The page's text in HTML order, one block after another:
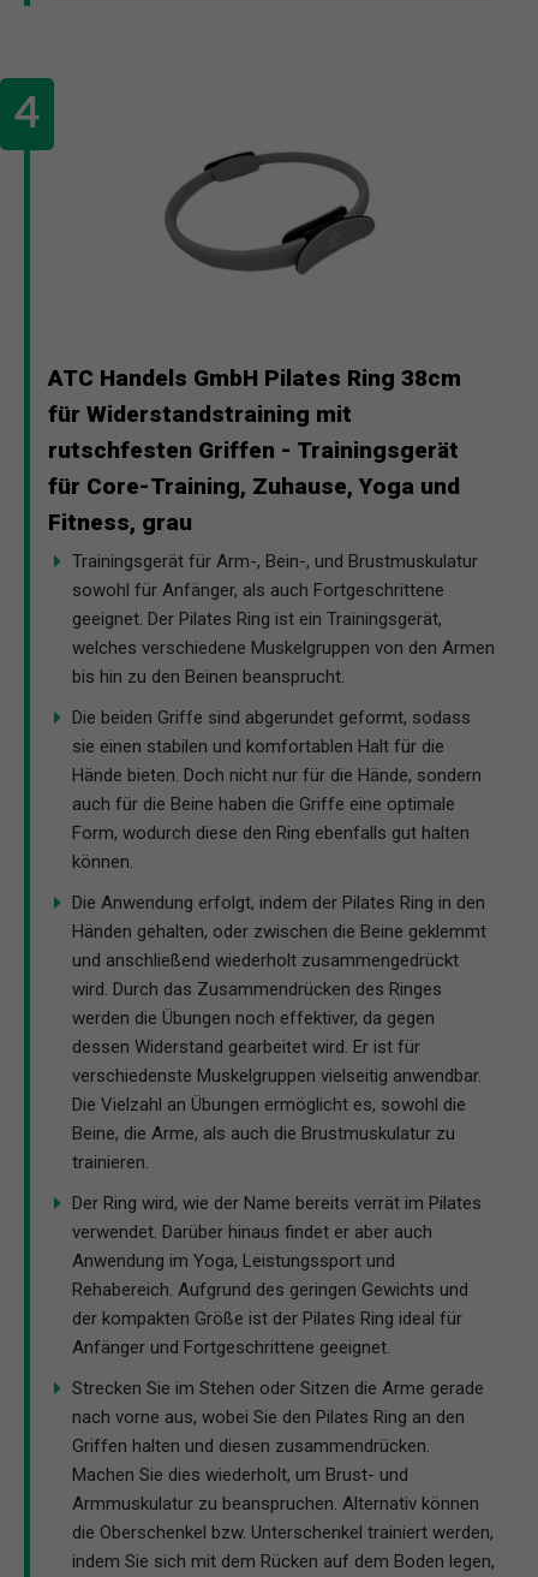
ATC Handels GmbH Pilates Ring 38cm
für Widerstandstraining mit
rutschfesten Griffen - Trainingsgerät
für Core-Training, Zuhause, Yoga und
Fitness, grau
Trainingsgerät für Arm-, Bein-, und Brustmuskulatur
sowohl für Anfänger, als auch Fortgeschrittene
geeignet. Der Pilates Ring ist ein Trainingsgerät,
welches verschiedene Muskelgruppen von den Armen
bis hin zu den Beinen beansprucht.
Die beiden Griffe sind abgerundet geformt, sodass
sie einen stabilen und komfortablen Halt für die
Hände bieten. Doch nicht nur für die Hände, sondern
auch für die Beine haben die Griffe eine optimale
Form, wodurch diese den Ring ebenfalls gut halten
können.
Die Anwendung erfolgt, indem der Pilates Ring in den
Händen gehalten, oder zwischen die Beine geklemmt
und anschließend wiederholt zusammengedrückt
wird. Durch das Zusammendrücken des Ringes
werden die Übungen noch effektiver, da gegen
dessen Widerstand gearbeitet wird. Er ist für
verschiedenste Muskelgruppen vielseitig anwendbar.
Die Vielzahl an Übungen ermöglicht es, sowohl die
Beine, die Arme, als auch die Brustmuskulatur zu
trainieren.
Der Ring wird, wie der Name bereits verrät im Pilates
verwendet. Darüber hinaus findet er aber auch
Anwendung im Yoga, Leistungssport und
Rehabereich. Aufgrund des geringen Gewichts und
der kompakten Größe ist der Pilates Ring ideal für
Anfänger und Fortgeschrittene geeignet.
Strecken Sie im Stehen oder Sitzen die Arme gerade
nach vorne aus, wobei Sie den Pilates Ring an den
Griffen halten und diesen zusammendrücken.
Machen Sie dies wiederholt, um Brust- und
Armmuskulatur zu beanspruchen. Alternativ können
die Oberschenkel bzw. Unterschenkel trainiert werden,
indem Sie sich mit dem Rücken auf dem Boden legen,